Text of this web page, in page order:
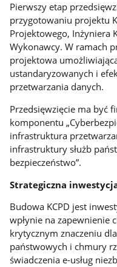
Pierwszy etap
przygotowaniu projektu
Projektowego, Inżyniera
Wykonawcy. W ramach
projektowa
ustandaryzowanych i
przetwarzania danych.
Przedsięwzięcie ma być
komponentu
infrastruktura
infrastruktury służb
bezpieczeństwo”.
Strategiczna
Budowa KCPD jest
wpłynie na zapewnienie
krytycznym znaczeniu
państwowych i chmury
świadczenia e-usług